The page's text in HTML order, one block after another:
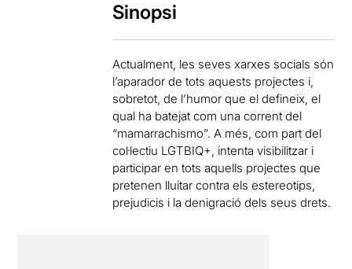
Sinopsi
Actualment, les seves xarxes socials són
l’aparador de tots aquests projectes i,
sobretot, de l’humor que el defineix, el
qual ha batejat com una corrent del
“mamarrachismo”. A més, com part del
col·lectiu LGTBIQ+, intenta visibilitzar i
participar en tots aquells projectes que
pretenen lluitar contra els estereotips,
prejudicis i la denigració dels seus drets.